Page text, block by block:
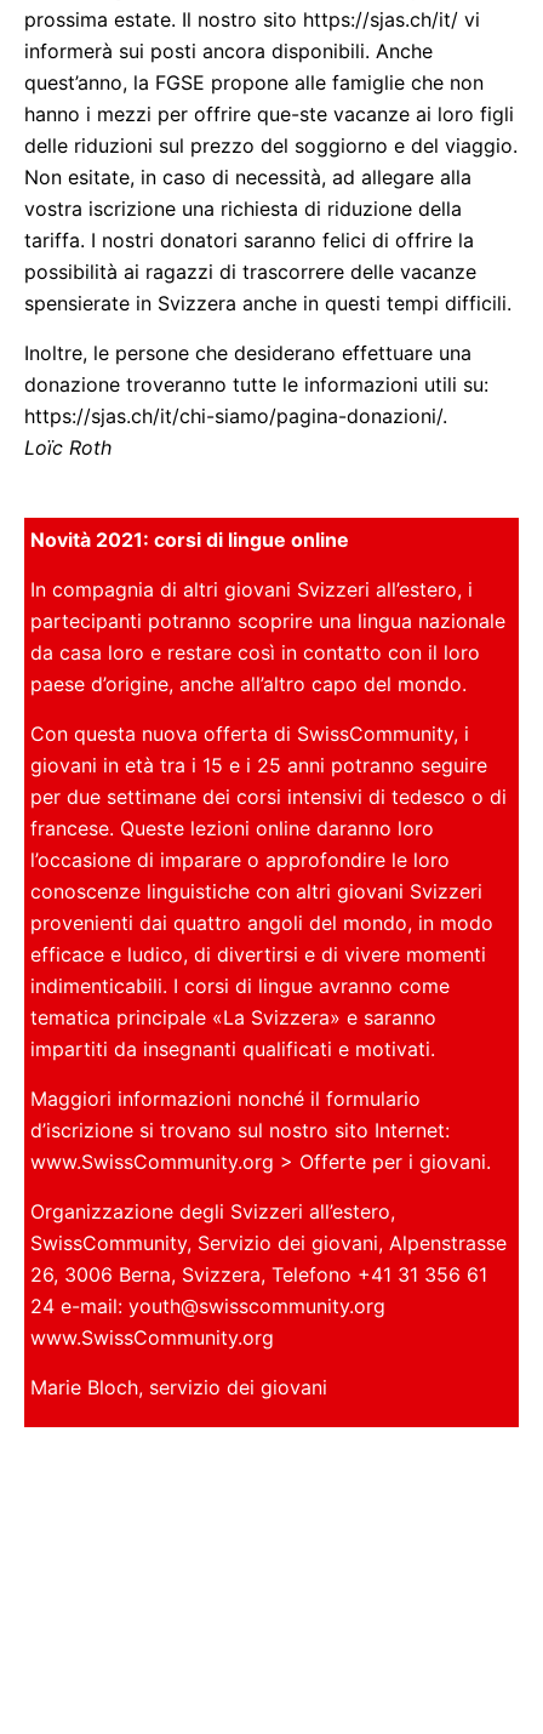
prossima estate. Il nostro sito https://sjas.ch/it/ vi
informerà sui posti ancora disponibili. Anche
quest’anno, la FGSE propone alle famiglie che non
hanno i mezzi per offrire que-ste vacanze ai loro figli
delle riduzioni sul prezzo del soggiorno e del viaggio.
Non esitate, in caso di necessità, ad allegare alla
vostra iscrizione una richiesta di riduzione della
tariffa. I nostri donatori saranno felici di offrire la
possibilità ai ragazzi di trascorrere delle vacanze
spensierate in Svizzera anche in questi tempi difficili.
Inoltre, le persone che desiderano effettuare una
donazione troveranno tutte le informazioni utili su:
https://sjas.ch/it/chi-siamo/pagina-donazioni/.
Loïc Roth
Novità 2021: corsi di lingue online
In compagnia di altri giovani Svizzeri all’estero, i
partecipanti potranno scoprire una lingua nazionale
da casa loro e restare così in contatto con il loro
paese d’origine, anche all’altro capo del mondo.
Con questa nuova offerta di SwissCommunity, i
giovani in età tra i 15 e i 25 anni potranno seguire
per due settimane dei corsi intensivi di tedesco o di
francese. Queste lezioni online daranno loro
l’occasione di imparare o approfondire le loro
conoscenze linguistiche con altri giovani Svizzeri
provenienti dai quattro angoli del mondo, in modo
efficace e ludico, di divertirsi e di vivere momenti
indimenticabili. I corsi di lingue avranno come
tematica principale «La Svizzera» e saranno
impartiti da insegnanti qualificati e motivati.
Maggiori informazioni nonché il formulario
d’iscrizione si trovano sul nostro sito Internet:
www.SwissCommunity.org > Offerte per i giovani.
Organizzazione degli Svizzeri all’estero,
SwissCommunity, Servizio dei giovani, Alpenstrasse
26, 3006 Berna, Svizzera, Telefono +41 31 356 61
24 e-mail: youth@swisscommunity.org
www.SwissCommunity.org
Marie Bloch, servizio dei giovani